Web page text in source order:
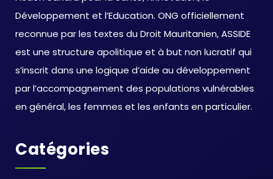
Développement et l’Education. ONG officiellement
reconnue par les textes du Droit Mauritanien, ASSIDE
est une structure apolitique et à but non lucratif qui
s’inscrit dans une logique d’aide au développement
par l’accompagnement des populations vulnérables
en général, les femmes et les enfants en particulier.
Catégories